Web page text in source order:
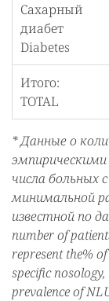
Сахарный
диабет
Diabetes
Итого:
TOTAL
* Данные о
числа больных
минимальной
известной по
number of
represent the%
specific
prevalence of